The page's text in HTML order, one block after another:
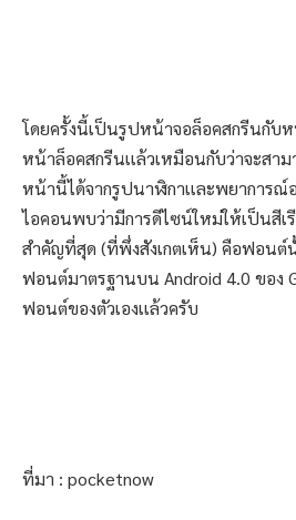
โดยครั้งนี้เป็นรูปหน้าจอล็อคสกรีนกับห
หน้าล็อคสกรีนเเล้วเหมือนกับว่าจะสาม
หน้านี้ได้จากรูปนาฬิกาเเละพยาการณ์
ไอคอนพบว่ามีการดีไซน์ใหม่ให้เป็นสี
สำคัญที่สุด (ที่พึ่งสังเกตเห็น) คือฟอนต์
ฟอนต์มาตรฐานบน Android 4.0 ของ
ฟอนต์ของตัวเองเเล้วครับ
ที่มา : pocketnow